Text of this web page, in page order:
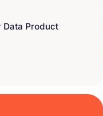
Data Product